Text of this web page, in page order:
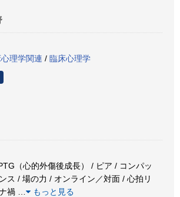
理学関連 / 臨床心理学
（心的外傷後成長） / ピア / コンパッ
ス / 場の力 / オンライン／対面 / 心拍リ
禍
もっと見る